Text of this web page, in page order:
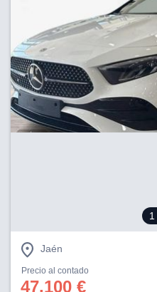
1
Jaén
Precio al contado
47.100 €